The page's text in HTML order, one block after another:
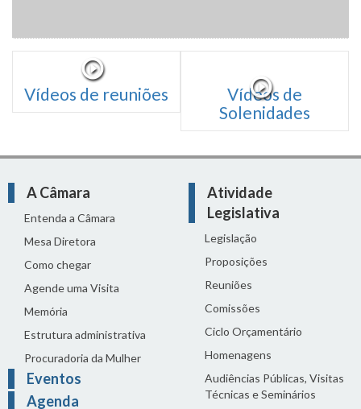
Vídeos de reuniões
Vídeos de
Solenidades
A Câmara
Entenda a Câmara
Mesa Diretora
Como chegar
Agende uma Visita
Memória
Estrutura administrativa
Procuradoria da Mulher
Eventos
Agenda
Atividade
Legislativa
Legislação
Proposições
Reuniões
Comissões
Ciclo Orçamentário
Homenagens
Audiências Públicas, Visitas
Técnicas e Seminários